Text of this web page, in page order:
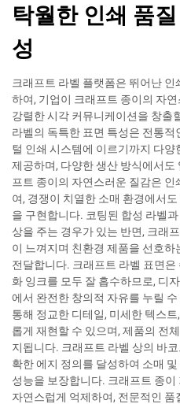
탁월한 인쇄 품
성
크래프트 라벨 플랫폼은 뛰어난
하여, 기업이 크래프트 종이의 자
강렬한 시각 커뮤니케이션을 창출
라벨의 독특한 표면 특성은 전통
털 인쇄 시스템에 이르기까지 다
제공하며, 다양한 생산 방식에서
프트 종이의 자연스러운 질감은
여, 경쟁이 치열한 소매 환경에서
을 구현합니다. 코팅된 합성 라벨
상을 주는 경우가 있는 반면, 크래
이 느껴지며 친환경 제품을 선호
전달합니다. 크래프트 라벨 표면은
화 잉크를 모두 잘 흡수하므로, 디
에서 완전한 창의적 자유를 누릴
통해 정교한 디테일, 미세한 텍스
롭게 재현할 수 있으며, 제품의 전
지됩니다. 크래프트 라벨 상의 바
확한 에지 정의를 달성하여 소매
성능을 보장합니다. 크래프트 종
자연스럽게 억제하여, 전문적인